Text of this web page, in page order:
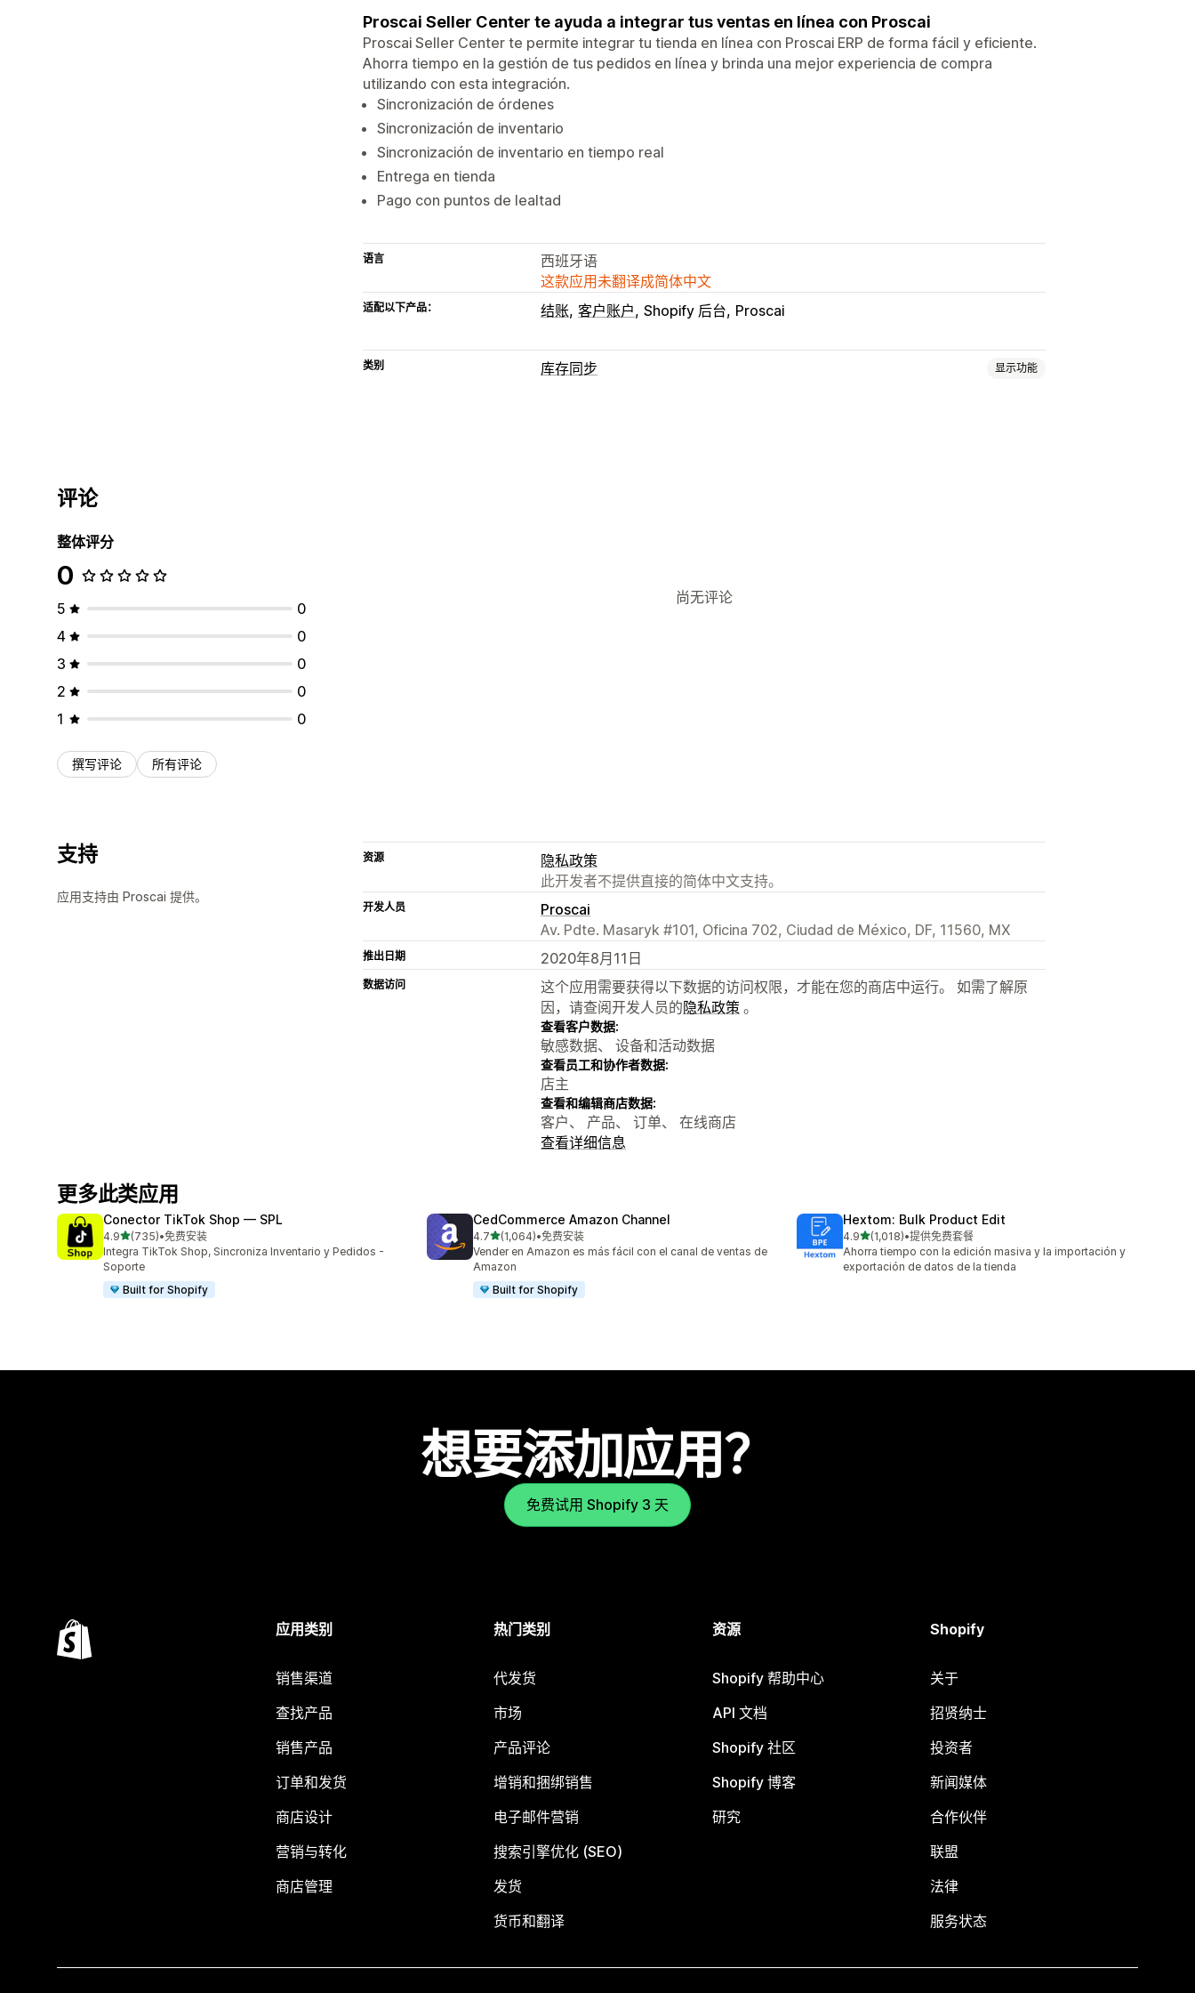
Proscai Seller Center te ayuda a integrar tus ventas en línea con Proscai
Proscai Seller Center te permite integrar tu tienda en línea con Proscai ERP de forma fácil y eficiente.
Ahorra tiempo en la gestión de tus pedidos en línea y brinda una mejor experiencia de compra
utilizando con esta integración.
Sincronización de órdenes
Sincronización de inventario
Sincronización de inventario en tiempo real
Entrega en tienda
Pago con puntos de lealtad
语言
西班牙语
这款应用未翻译成简体中文
适配以下产品： 结账 客户账户 Shopify 后台 Proscai
类别 库存同步 显示功能
评论
整体评分
0
5
0
4
0
3
0
2
0
1
0
撰写评论 所有评论
尚无评论
支持
应用支持由 Proscai 提供。
资源
隐私政策
此开发者不提供直接的简体中文支持。
开发人员
Proscai
Av. Pdte. Masaryk #101, Oficina 702, Ciudad de México, DF, 11560, MX
推出日期 2020年8月11日
数据访问
这个应用需要获得以下数据的访问权限，才能在您的商店中运行。 如需了解原
因，请查阅开发人员的隐私政策 。
查看客户数据:
敏感数据、 设备和活动数据
查看员工和协作者数据:
店主
查看和编辑商店数据:
客户、 产品、 订单、 在线商店
查看详细信息
更多此类应用
Conector TikTok Shop — SPL
4.9星（满分 5 星）
(735)
总共 735 条评论
•免费安装
Integra TikTok Shop, Sincroniza Inventario y Pedidos -
Soporte
Built for Shopify
CedCommerce Amazon Channel
4.7星（满分 5 星）
(1,064)
总共 1064 条评论
•免费安装
Vender en Amazon es más fácil con el canal de ventas de
Amazon
Built for Shopify
Hextom: Bulk Product Edit
4.9星（满分 5 星）
(1,018)
总共 1018 条评论
•提供免费套餐
Ahorra tiempo con la edición masiva y la importación y
exportación de datos de la tienda
想要添加应用？
免费试用 Shopify 3 天
应用类别
销售渠道
查找产品
销售产品
订单和发货
商店设计
营销与转化
商店管理
热门类别
代发货
市场
产品评论
增销和捆绑销售
电子邮件营销
搜索引擎优化 (SEO)
发货
货币和翻译
资源
Shopify 帮助中心
API 文档
Shopify 社区
Shopify 博客
研究
Shopify
关于
招贤纳士
投资者
新闻媒体
合作伙伴
联盟
法律
服务状态